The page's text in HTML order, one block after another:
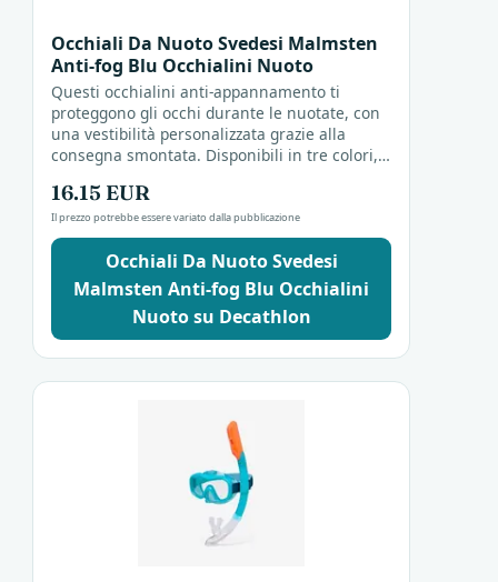
Occhiali Da Nuoto Svedesi Malmsten
Anti-fog Blu Occhialini Nuoto
Questi occhialini anti-appannamento ti
proteggono gli occhi durante le nuotate, con
una vestibilità personalizzata grazie alla
consegna smontata. Disponibili in tre colori,
16.15 EUR
Il prezzo potrebbe essere variato dalla pubblicazione
Occhiali Da Nuoto Svedesi
Malmsten Anti-fog Blu Occhialini
Nuoto su Decathlon